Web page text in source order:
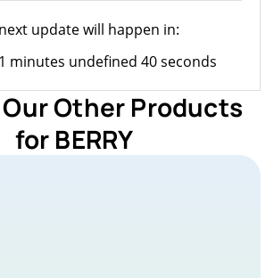
update will happen in:
minutes undefined 40 seconds
Other Products
for BERRY